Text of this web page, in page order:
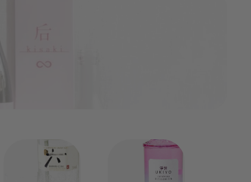
altri! Il Giappone offre una gamma molto ampia di